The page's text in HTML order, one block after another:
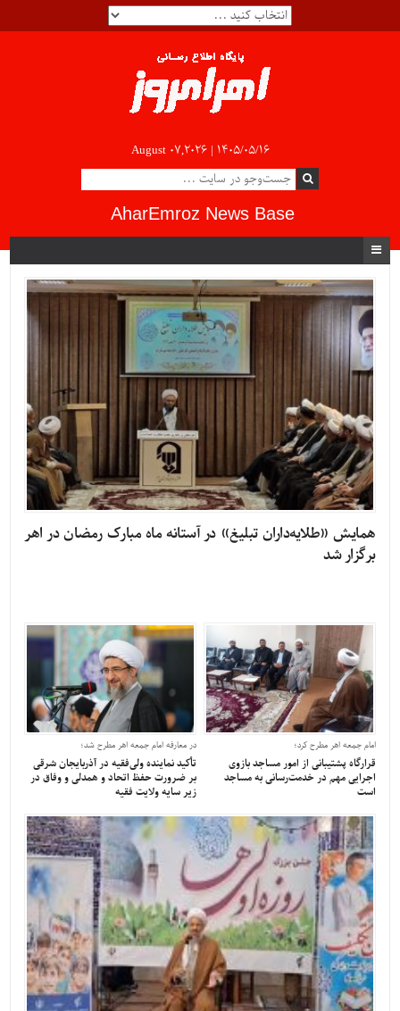
August 07,2026 | ۱۴۰۵/۰۵/۱۶
AharEmroz News Base
همایش «طلایه‌داران تبلیغ» در آستانه ماه مبارک رمضان در اهر
برگزار شد
امام جمعه اهر مطرح کرد؛
قرارگاه پشتیبانی از امور مساجد بازوی
اجرایی مهم در خدمت‌رسانی به مساجد
است
در معارفه امام جمعه اهر مطرح شد؛
تأکید نماینده ولی‌فقیه در آذربایجان شرقی
بر ضرورت حفظ اتحاد و همدلی و وفاق در
زیر سایه ولایت فقیه